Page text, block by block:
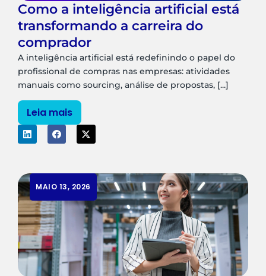
Como a inteligência artificial está
transformando a carreira do
comprador
A inteligência artificial está redefinindo o papel do
profissional de compras nas empresas: atividades
manuais como sourcing, análise de propostas, [...]
Leia mais
MAIO 13, 2026